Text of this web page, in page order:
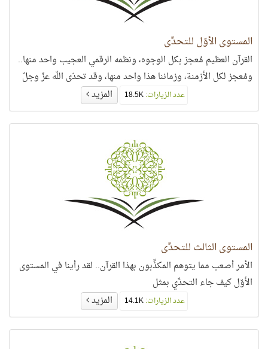
المستوى الأوّل للتحدِّي
القرآن العظيم مُعجز بكل الوجوه، ونظمه الرقمي العجيب واحد منها..
ومُعجز لكل الأزمنة، وزماننا هذا واحد منها، وقد تحدّى اللّه عزّ وجلّ
عدد الزيارات:18.5K المزيد
المستوى الثالث للتحدِّي
الأمر أصعب مما يتوهم المكذِّبون بهذا القرآن.. لقد رأينا في المستوى
الأوّل كيف جاء التحدِّي بمثل
عدد الزيارات:14.1K المزيد